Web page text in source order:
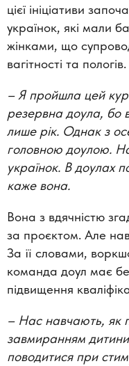
цієї ініціативи
українок, які мали
жінками, що
вагітності та пологів.
– Я пройшла цей
резервна доула, бо
лише рік. Однак з
головною доулою.
українок. В доулах
каже вона.
Вона з вдячністю
за проєктом. Але
За її словами,
команда доул має
підвищення
– Нас навчають, як
завмиранням
поводитися при